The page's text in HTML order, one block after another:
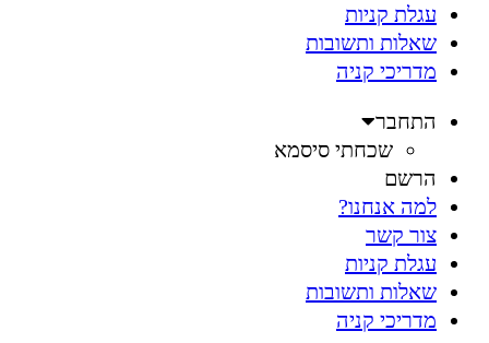
עגלת קניות
שאלות ותשובות
מדריכי קניה
התחבר
שכחתי סיסמא
הרשם
למה אנחנו?
צור קשר
עגלת קניות
שאלות ותשובות
מדריכי קניה